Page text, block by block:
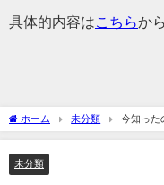
具体的内容は こちらか
ホーム 未分類 今知った
未分類